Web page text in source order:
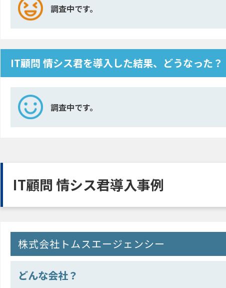
調査中です。
IT顧問 情シス君を導入した結果、どうなった？
調査中です。
IT顧問 情シス君導入事例
株式会社トムスエージェンシー
どんな会社？